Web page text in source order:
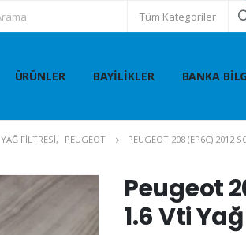
Tüm Kategoriler
ÜRÜNLER BAYILIKLER BANKA
YAĞ FİLTRESİ, PEUGEOT PEUGEOT 208 (EP6C) 2012
Peugeot
1.6 Vti